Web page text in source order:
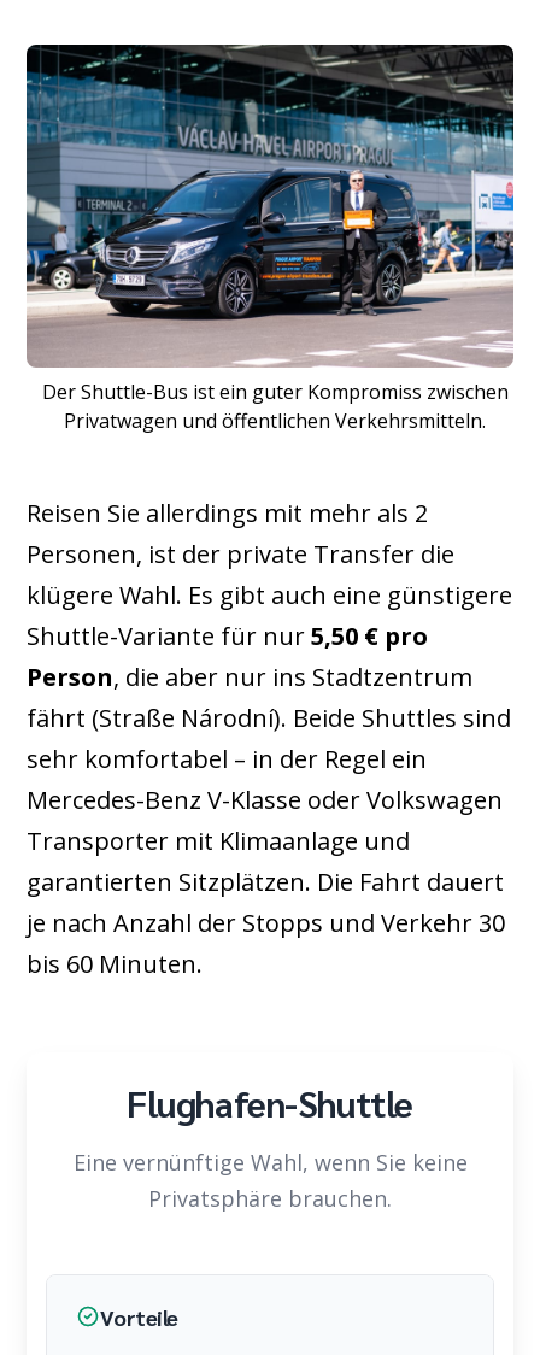
Der Shuttle-Bus ist ein guter Kompromiss zwischen
Privatwagen und öffentlichen Verkehrsmitteln.
Reisen Sie allerdings mit mehr als 2
Personen, ist der private Transfer die
klügere Wahl. Es gibt auch eine günstigere
Shuttle-Variante für nur5,50 € pro
Person, die aber nur ins Stadtzentrum
fährt (Straße Národní). Beide Shuttles sind
sehr komfortabel – in der Regel ein
Mercedes-Benz V-Klasse oder Volkswagen
Transporter mit Klimaanlage und
garantierten Sitzplätzen. Die Fahrt dauert
je nach Anzahl der Stopps und Verkehr 30
bis 60 Minuten.
Flughafen-Shuttle
Eine vernünftige Wahl, wenn Sie keine
Privatsphäre brauchen.
Vorteile